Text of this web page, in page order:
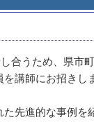
合うため、県市
講師にお招きし
先進的な事例を